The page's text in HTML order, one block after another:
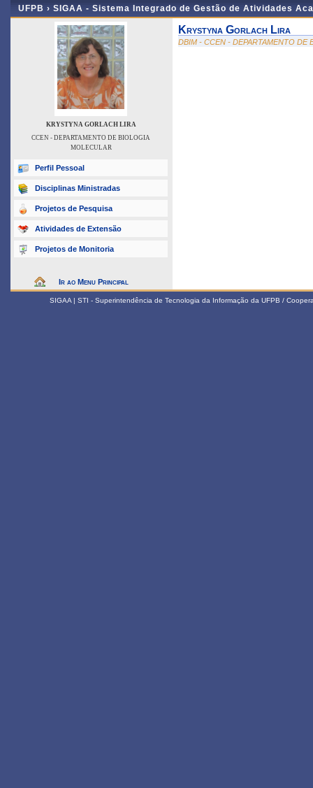
UFPB › SIGAA - Sistema Integrado de Gestão de Atividades
KRYSTYNA GORLACH LIRA
CCEN - DEPARTAMENTO DE BIOLOGIA
MOLECULAR
Perfil Pessoal
Disciplinas Ministradas
Projetos de Pesquisa
Atividades de Extensão
Projetos de Monitoria
Ir ao Menu Principal
Krystyna Gorlach Lira
DBIM - CCEN - DEPARTAMENTO DE
SIGAA | STI - Superintendência de Tecnologia da Informação da UFPB /